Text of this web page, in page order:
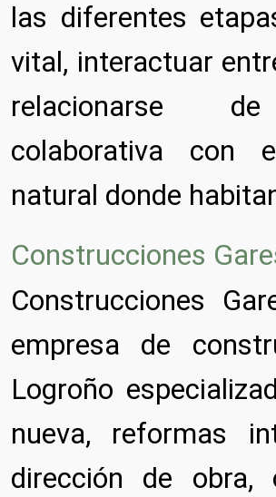
las diferentes
vital, interactuar
relacionarse
colaborativa con
natural donde
Construcciones
Construcciones
empresa de
Logroño
nueva, reformas
dirección de obra,